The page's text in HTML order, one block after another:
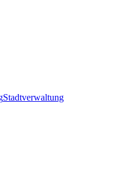
Stadtverwaltung